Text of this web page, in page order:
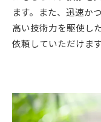
ます。また、迅速か
高い技術力を駆使し
依頼していただけます